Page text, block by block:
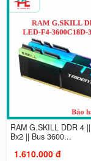
RAM G.SKILL DDR 4
Bx2 || Bus 3600...
1.610.000 đ